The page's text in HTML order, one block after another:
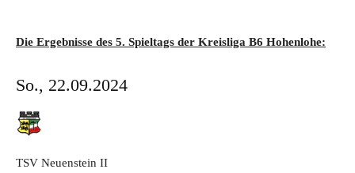
Die Ergebnisse des 5. Spieltags der Kreisliga B6 Hohenlohe:
So., 22.09.2024
TSV Neuenstein II